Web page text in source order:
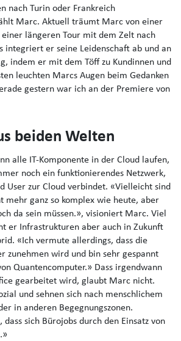
nach Turin oder Frankreich
Marc. Aktuell träumt Marc von einer
längeren Tour mit dem Zelt nach
integriert er seine Leidenschaft ab und an
indem er mit dem Töff zu Kundinnen und
leuchten Marcs Augen beim Gedanken
gestern war ich an der Premiere von
beiden Welten
alle IT-Komponente in der Cloud laufen,
noch ein funktionierendes Netzwerk,
User zur Cloud verbindet. «Vielleicht sind
mehr ganz so komplex wie heute, aber
da sein müssen.», visioniert Marc. Viel
er Infrastrukturen aber auch in Zukunft
«Ich vermute allerdings, dass die
zunehmen wird und bin sehr gespannt
Quantencomputer.» Dass irgendwann
gearbeitet wird, glaubt Marc nicht.
und sehnen sich nach menschlichem
in anderen Begegnungszonen.
dass sich Bürojobs durch den Einsatz von